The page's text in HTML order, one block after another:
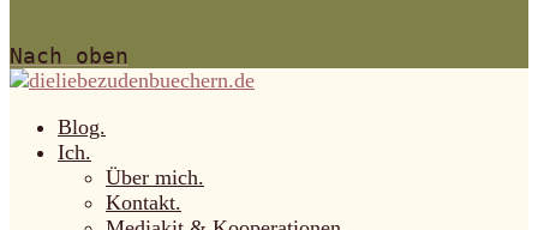
Nach oben
Blog.
Ich.
Über mich.
Kontakt.